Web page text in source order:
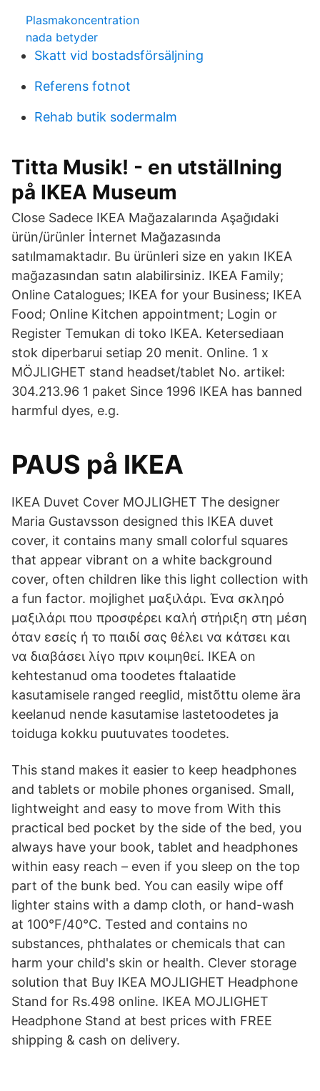
Plasmakoncentration
nada betyder
Skatt vid bostadsförsäljning
Referens fotnot
Rehab butik sodermalm
Titta Musik! - en utställning
på IKEA Museum
Close Sadece IKEA Mağazalarında Aşağıdaki
ürün/ürünler İnternet Mağazasında
satılmamaktadır. Bu ürünleri size en yakın IKEA
mağazasından satın alabilirsiniz. IKEA Family;
Online Catalogues; IKEA for your Business; IKEA
Food; Online Kitchen appointment; Login or
Register Temukan di toko IKEA. Ketersediaan
stok diperbarui setiap 20 menit. Online. 1 x
MÖJLIGHET stand headset/tablet No. artikel:
304.213.96 1 paket Since 1996 IKEA has banned
harmful dyes, e.g.
PAUS på IKEA
IKEA Duvet Cover MOJLIGHET The designer
Maria Gustavsson designed this IKEA duvet
cover, it contains many small colorful squares
that appear vibrant on a white background
cover, often children like this light collection with
a fun factor. mojlighet μαξιλάρι. Ένα σκληρό
μαξιλάρι που προσφέρει καλή στήριξη στη μέση
όταν εσείς ή το παιδί σας θέλει να κάτσει και
να διαβάσει λίγο πριν κοιμηθεί. IKEA on
kehtestanud oma toodetes ftalaatide
kasutamisele ranged reeglid, mistõttu oleme ära
keelanud nende kasutamise lastetoodetes ja
toiduga kokku puutuvates toodetes.
This stand makes it easier to keep headphones
and tablets or mobile phones organised. Small,
lightweight and easy to move from With this
practical bed pocket by the side of the bed, you
always have your book, tablet and headphones
within easy reach – even if you sleep on the top
part of the bunk bed. You can easily wipe off
lighter stains with a damp cloth, or hand-wash
at 100°F/40°C. Tested and contains no
substances, phthalates or chemicals that can
harm your child's skin or health. Clever storage
solution that Buy IKEA MOJLIGHET Headphone
Stand for Rs.498 online. IKEA MOJLIGHET
Headphone Stand at best prices with FREE
shipping & cash on delivery.